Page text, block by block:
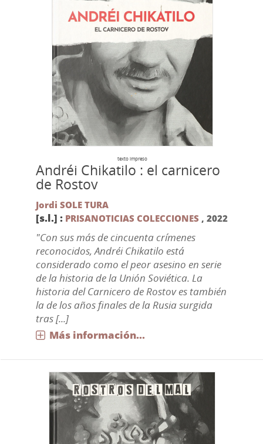
texto impreso
Andréi Chikatilo : el carnicero
de Rostov
Jordi SOLE TURA
[s.l.] : PRISANOTICIAS COLECCIONES , 2022
"Con sus más de cincuenta crímenes
reconocidos, Andréi Chikatilo está
considerado como el peor asesino en serie
de la historia de la Unión Soviética. La
historia del Carnicero de Rostov es también
la de los años finales de la Rusia surgida
tras [...]
Más información...